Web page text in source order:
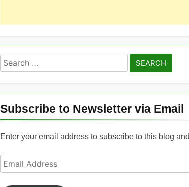
Search
for:
Subscribe to Newsletter via Email
Enter your email address to subscribe to this blog
Email
Address